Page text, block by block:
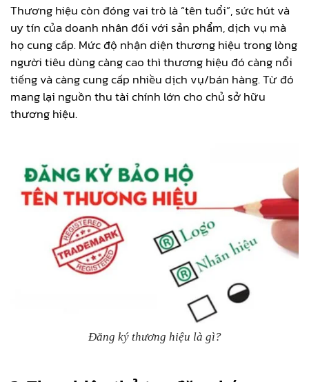
Thương hiệu còn đóng vai trò là “tên tuổi”, sức hút và
uy tín của doanh nhân đối với sản phẩm, dịch vụ mà
họ cung cấp. Mức độ nhận diện thương hiệu trong lòng
người tiêu dùng càng cao thì thương hiệu đó càng nổi
tiếng và càng cung cấp nhiều dịch vụ/bán hàng. Từ đó
mang lại nguồn thu tài chính lớn cho chủ sở hữu
thương hiệu.
Đăng ký thương hiệu là gì?